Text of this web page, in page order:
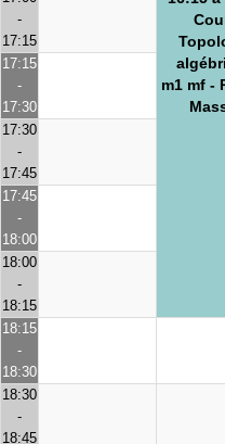
m1 mf -
-
17:15
17:15
-
17:30
17:30
-
17:45
17:45
-
18:00
18:00
-
18:15
18:15
-
18:30
18:30
-
18:45